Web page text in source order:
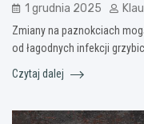
1 grudnia 2025
Zmiany na paznokciach
od łagodnych infekcji
Czytaj dalej